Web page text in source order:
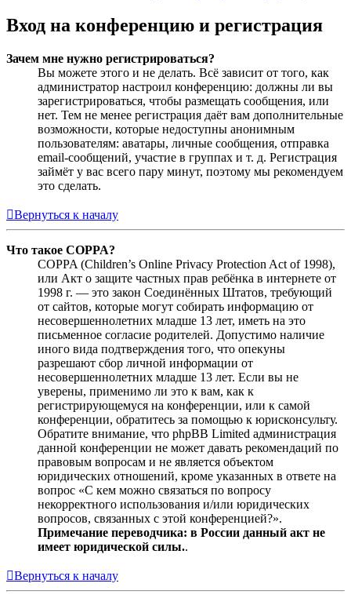
Вход на конференцию и регистрация
Зачем мне нужно регистрироваться?
Вы можете этого и не делать. Всё зависит от того, как
администратор настроил конференцию: должны ли вы
зарегистрироваться, чтобы размещать сообщения, или
нет. Тем не менее регистрация даёт вам дополнительные
возможности, которые недоступны анонимным
пользователям: аватары, личные сообщения, отправка
email-сообщений, участие в группах и т. д. Регистрация
займёт у вас всего пару минут, поэтому мы рекомендуем
это сделать.
Вернуться к началу
Что такое COPPA?
COPPA (Children’s Online Privacy Protection Act of 1998),
или Акт о защите частных прав ребёнка в интернете от
1998 г. — это закон Соединённых Штатов, требующий
от сайтов, которые могут собирать информацию от
несовершеннолетних младше 13 лет, иметь на это
письменное согласие родителей. Допустимо наличие
иного вида подтверждения того, что опекуны
разрешают сбор личной информации от
несовершеннолетних младше 13 лет. Если вы не
уверены, применимо ли это к вам, как к
регистрирующемуся на конференции, или к самой
конференции, обратитесь за помощью к юрисконсульту.
Обратите внимание, что phpBB Limited администрация
данной конференции не может давать рекомендаций по
правовым вопросам и не является объектом
юридических отношений, кроме указанных в ответе на
вопрос «С кем можно связаться по вопросу
некорректного использования и/или юридических
вопросов, связанных с этой конференцией?».
Примечание переводчика: в России данный акт не
имеет юридической силы..
Вернуться к началу